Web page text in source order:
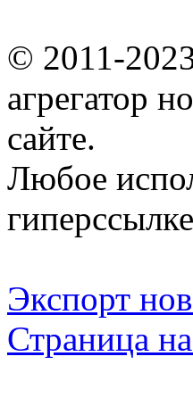
© 2011-
агрегатор
сайте.
Любое
Экспорт
Страница